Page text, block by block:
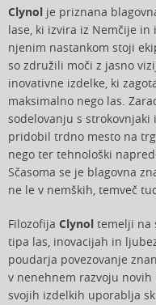
Clynol je priznana
lase, ki izvira iz Nemčije in
njenim nastankom stoji
so združili moči z jasno
inovativne izdelke, ki
maksimalno nego las.
sodelovanju s
pridobil trdno mesto na
nego ter tehnološki
Sčasoma se je blagovna
ne le v nemških, temveč
Filozofija Clynol temelji na
tipa las, inovacijah in
poudarja povezovanje
v nenehnem razvoju
svojih izdelkih uporablja